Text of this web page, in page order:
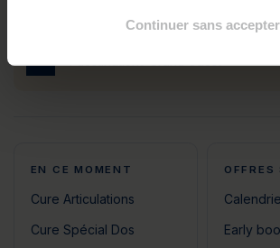
Continuer sans accepter
EN CE MOMENT
Cure Articulations
Cure Spécial Dos
OFFRES
Early